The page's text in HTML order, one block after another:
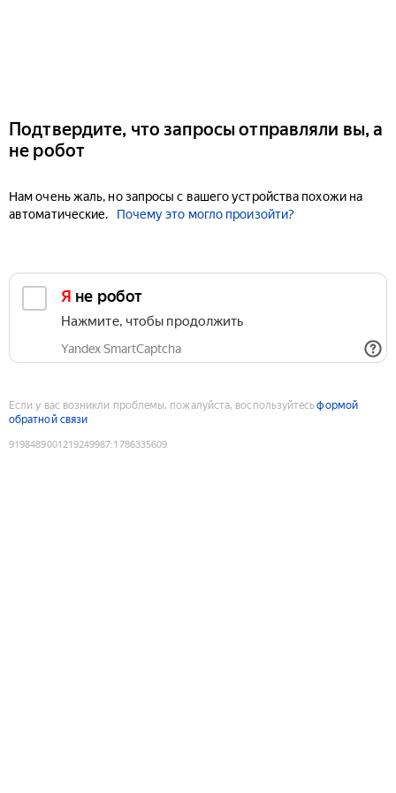
Подтвердите, что запросы отправляли вы, а
не робот
Нам очень жаль, но запросы с вашего устройства похожи на
автоматические.
Почему это могло произойти?
Я не робот
Нажмите, чтобы продолжить
Yandex SmartCaptcha
Если у вас возникли проблемы, пожалуйста, воспользуйтесьформой
обратной связи
9198489001219249987:1786335609